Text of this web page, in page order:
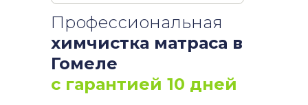
Профессиональная
химчистка матраса в
Гомеле
с гарантией 10 дней